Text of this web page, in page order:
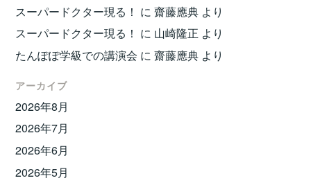
スーパードクター現る！ に齋藤應典 より
スーパードクター現る！ に 山崎隆正 より
たんぽぽ学級での講演会 に齋藤應典 より
アーカイブ
2026年8月
2026年7月
2026年6月
2026年5月